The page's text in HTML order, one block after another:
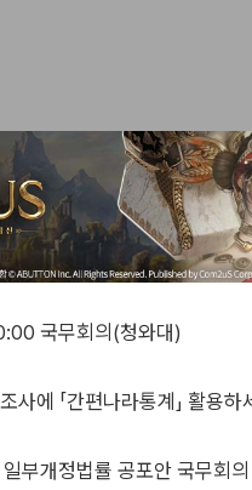
국무회의(청와대)
에 「간편나라통계」 활용하
부개정법률 공포안 국무회의